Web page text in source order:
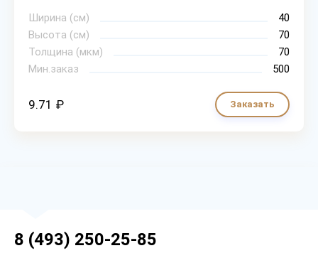
Ширина (см)
40
Высота (см)
70
Толщина (мкм)
70
Мин.заказ
500
9.71 ₽ Заказать
8 (493) 250-25-85